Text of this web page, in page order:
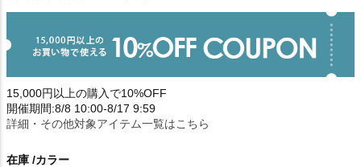
15,000円以上の購入で10%OFF
開催期間:8/8 10:00-8/17 9:59
詳細・その他対象アイテム一覧はこちら
在庫 カラー